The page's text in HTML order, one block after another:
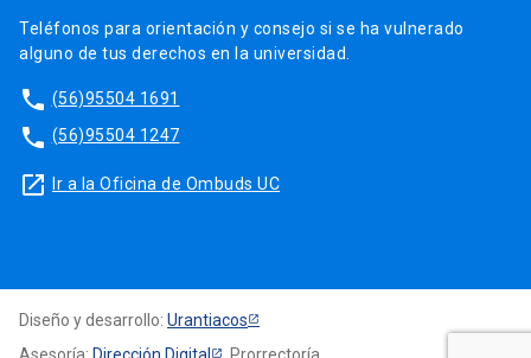
Teléfonos para orientación y consejo si se ha vulnerado
alguno de tus derechos en la universidad.
phone (56)95504 1691
phone (56)95504 1247
launch Ir a la Oficina de Ombuds UC
Diseño y desarrollo: Urantiacos
Asesoría: Dirección Digital , Prorrectoría